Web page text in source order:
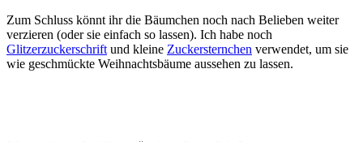
Zum Schluss könnt ihr die Bäumchen noch nach Belieben weiter
verzieren (oder sie einfach so lassen). Ich habe noch
Glitzerzuckerschrift und kleine Zuckersternchen verwendet, um sie
wie geschmückte Weihnachtsbäume aussehen zu lassen.